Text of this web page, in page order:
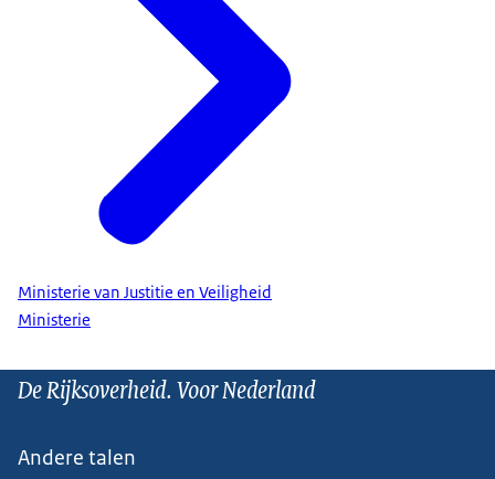
Ministerie van Justitie en Veiligheid
Ministerie
De Rijksoverheid. Voor Nederland
Andere talen